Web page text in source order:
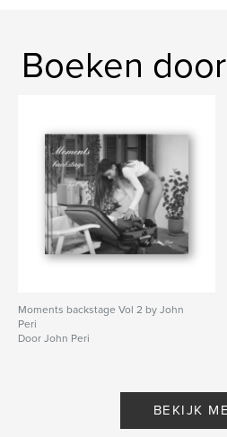
Boeken
Moments backstage Vol 2 by John
Peri
Door John Peri
BEKIJK